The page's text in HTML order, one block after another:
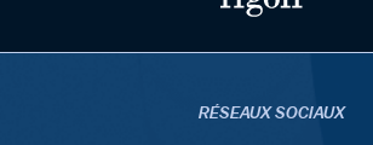
RÉSEAUX SOCIAUX